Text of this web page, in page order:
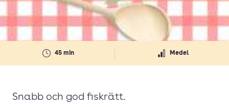
45 min Medel
Snabb och god fiskrätt.